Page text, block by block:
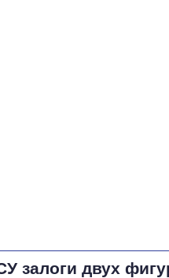
залоги двух